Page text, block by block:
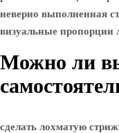
неверно выполненная
визуальные пропорции
Можно ли
сделать лохматую